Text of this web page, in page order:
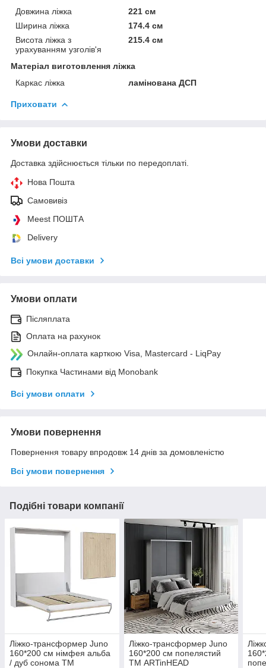
Довжина ліжка
221 см
Ширина ліжка
174.4 см
Висота ліжка з
урахуванням узголів'я
215.4 см
Матеріал виготовлення ліжка
Каркас ліжка
ламінована ДСП
Приховати
Умови доставки
Доставка здійснюється тільки по передоплаті.
Нова Пошта
Самовивіз
Meest ПОШТА
Delivery
Всі умови доставки
Умови оплати
Післяплата
Оплата на рахунок
Онлайн-оплата карткою Visa, Mastercard - LiqPay
Покупка Частинами від Monobank
Всі умови оплати
Умови повернення
Повернення товару впродовж 14 днів за домовленістю
Всі умови повернення
Подібні товари компанії
Ліжко-трансформер Juno
160*200 см німфея альба
/ дуб сонома ТМ
Ліжко-трансформер Juno
160*200 см попелястий
ТМ ARTinHEAD